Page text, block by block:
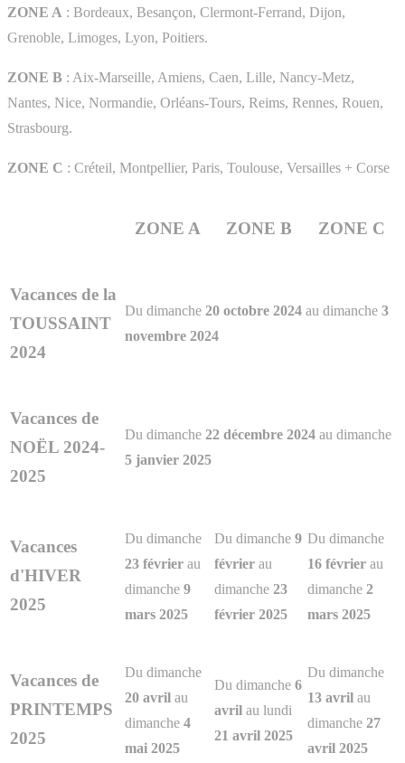
ZONE A : Bordeaux, Besançon, Clermont-Ferrand, Dijon,
Grenoble, Limoges, Lyon, Poitiers.
ZONE B : Aix-Marseille, Amiens, Caen, Lille, Nancy-Metz,
Nantes, Nice, Normandie, Orléans-Tours, Reims, Rennes, Rouen,
Strasbourg.
ZONE C : Créteil, Montpellier, Paris, Toulouse, Versailles + Corse
ZONE A ZONE B ZONE C
Vacances de la
TOUSSAINT
2024
Du dimanche 20 octobre 2024 au dimanche 3
novembre 2024
Vacances de
NOËL 2024-
2025
Du dimanche 22 décembre 2024 au dimanche
5 janvier 2025
Vacances
d'HIVER
2025
Du dimanche
23 février au
dimanche 9
mars 2025
Du dimanche 9
février au
dimanche 23
février 2025
Du dimanche
16 février au
dimanche 2
mars 2025
Vacances de
PRINTEMPS
2025
Du dimanche
20 avril au
dimanche 4
mai 2025
Du dimanche 6
avril au lundi
21 avril 2025
Du dimanche
13 avril au
dimanche 27
avril 2025